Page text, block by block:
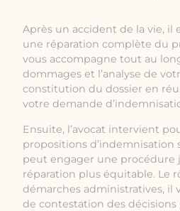
Après un accident de la vie, il
une réparation complète du
vous accompagne tout au
dommages et l’analyse de
constitution du dossier en
votre demande
Ensuite, l’avocat intervient
propositions d’indemnisation
peut engager une procédure
réparation plus équitable. Le
démarches administratives, il
de contestation des décisions